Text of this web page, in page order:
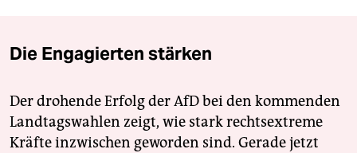
Die Engagierten stärken
Der drohende Erfolg der AfD bei den kommenden
Landtagswahlen zeigt, wie stark rechtsextreme
Kräfte inzwischen geworden sind. Gerade jetzt